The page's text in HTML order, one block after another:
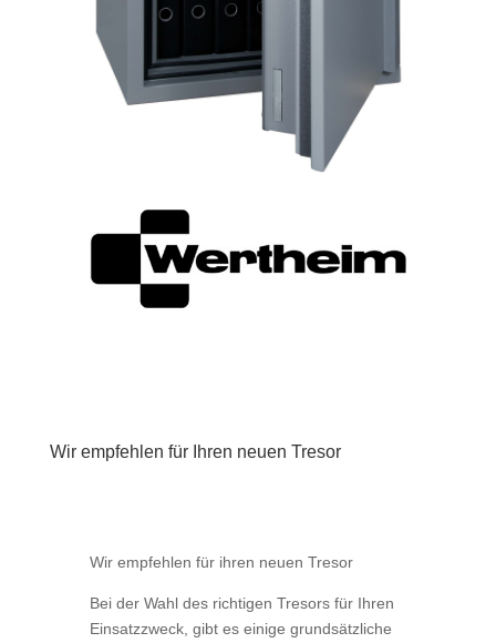
Wir empfehlen für Ihren neuen Tresor
Wir empfehlen für ihren neuen Tresor
Bei der Wahl des richtigen Tresors für Ihren
Einsatzzweck, gibt es einige grundsätzliche